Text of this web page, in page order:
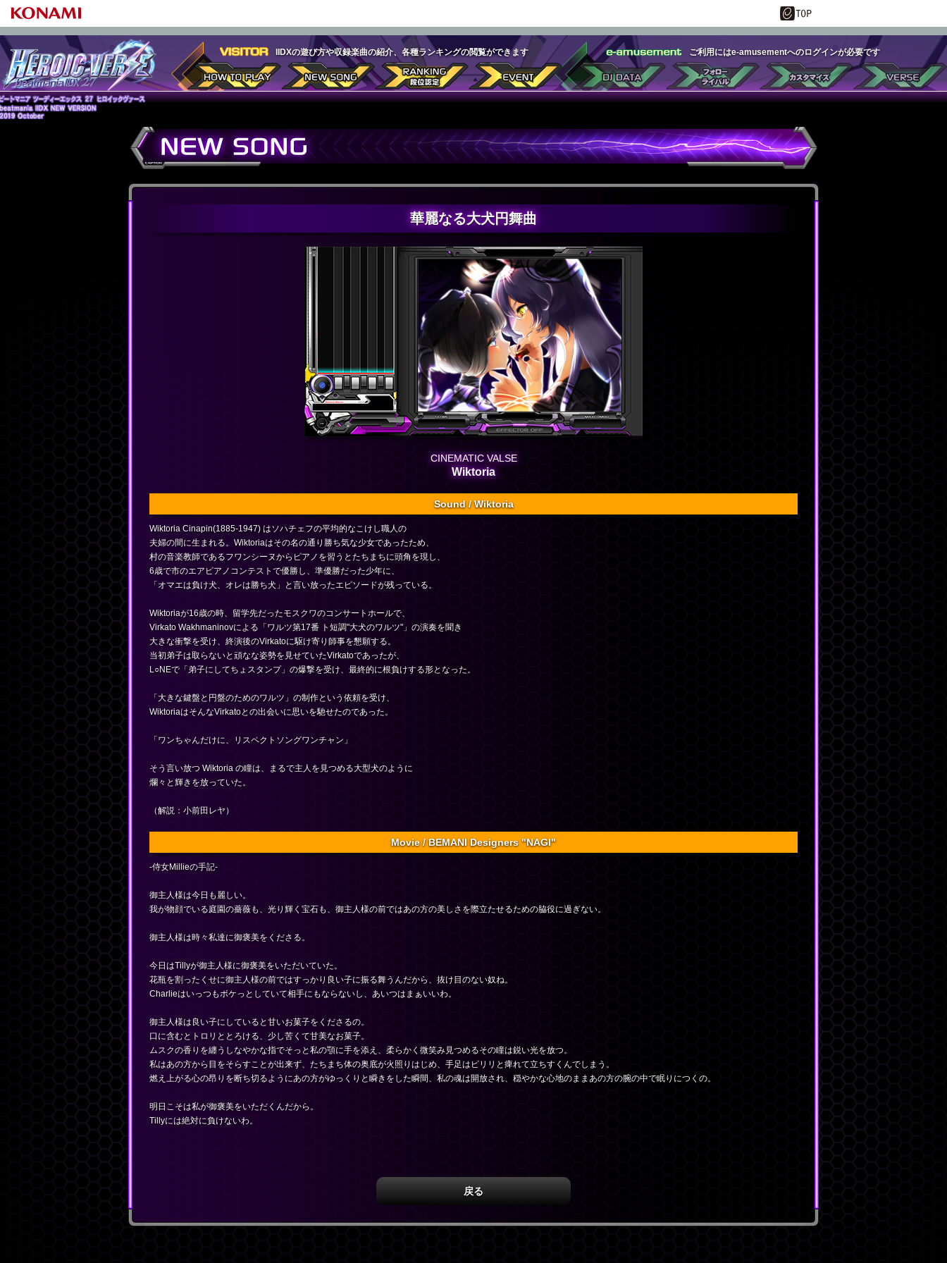
IIDXの遊び方や収録楽曲の紹介、各種ランキングの閲覧ができます ご利用にはe-amusementへのログインが必要です
華麗なる大犬円舞曲
CINEMATIC VALSE
Wiktoria
Sound / Wiktoria
Wiktoria Cinapin(1885-1947) はソハチェフの平均的なこけし職人の
夫婦の間に生まれる。Wiktoriaはその名の通り勝ち気な少女であったため、
村の音楽教師であるフワンシーヌからピアノを習うとたちまちに頭角を現し、
6歳で市のエアピアノコンテストで優勝し、準優勝だった少年に、
「オマエは負け犬、オレは勝ち犬」と言い放ったエピソードが残っている。
Wiktoriaが16歳の時、留学先だったモスクワのコンサートホールで、
Virkato Wakhmaninovによる「ワルツ第17番 ト短調"大犬のワルツ"」の演奏を聞き
大きな衝撃を受け、終演後のVirkatoに駆け寄り師事を懇願する。
当初弟子は取らないと頑なな姿勢を見せていたVirkatoであったが、
L○NEで「弟子にしてちょスタンプ」の爆撃を受け、最終的に根負けする形となった。
「大きな鍵盤と円盤のためのワルツ」の制作という依頼を受け、
WiktoriaはそんなVirkatoとの出会いに思いを馳せたのであった。
「ワンちゃんだけに、リスペクトソングワンチャン」
そう言い放つ Wiktoria の瞳は、まるで主人を見つめる大型犬のように
爛々と輝きを放っていた。
（解説：小前田レヤ）
Movie / BEMANI Designers "NAGI"
-侍女Millieの手記-
御主人様は今日も麗しい。
我が物顔でいる庭園の薔薇も、光り輝く宝石も、御主人様の前ではあの方の美しさを際立たせるための脇役に過ぎない。
御主人様は時々私達に御褒美をくださる。
今日はTillyが御主人様に御褒美をいただいていた。
花瓶を割ったくせに御主人様の前ではすっかり良い子に振る舞うんだから、抜け目のない奴ね。
Charlieはいっつもボケっとしていて相手にもならないし、あいつはまぁいいわ。
御主人様は良い子にしていると甘いお菓子をくださるの。
口に含むとトロリととろける、少し苦くて甘美なお菓子。
ムスクの香りを纏うしなやかな指でそっと私の顎に手を添え、柔らかく微笑み見つめるその瞳は鋭い光を放つ。
私はあの方から目をそらすことが出来ず、たちまち体の奥底が火照りはじめ、手足はピリリと痺れて立ちすくんでしまう。
燃え上がる心の昂りを断ち切るようにあの方がゆっくりと瞬きをした瞬間、私の魂は開放され、穏やかな心地のままあの方の腕の中で眠りにつくの。
明日こそは私が御褒美をいただくんだから。
Tillyには絶対に負けないわ。
戻る